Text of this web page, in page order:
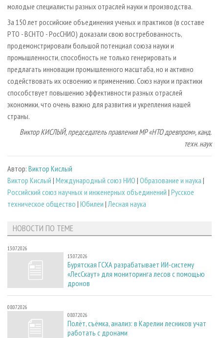
молодые специалисты разных отраслей науки и производства.
За 150 лет российские объединения ученых и практиков (в составе
РТО - ВСНТО - РосСНИО) доказали свою востребованность,
продемонстрировали большой потенциал союза науки и
промышленности, способность не только генерировать и
предлагать инновации промышленного масштаба, но и активно
содействовать их освоению и применению. Союз науки и практики
способствует повышению эффективности разных отраслей
экономики, что очень важно для развития и укрепления нашей
страны.
Виктор КИСЛЫЙ, председатель правления МР «НТО древпром», канд.
техн. наук
Автор: Виктор Кислый
Виктор Кислый | Международный союз НИО | Образование и наука |
Российский союз научных и инженерных объединений | Русское
техническое общество | Юбилеи | Лесная наука
НОВОСТИ ПО ТЕМЕ
13.07.2026
13.07.2026
Бурятская ГСХА разрабатывает ИИ-систему
«ЛесСкаут» для мониторинга лесов с помощью
дронов
08.07.2026
08.07.2026
Полёт, съёмка, анализ: в Карелии лесников учат
работать с дронами